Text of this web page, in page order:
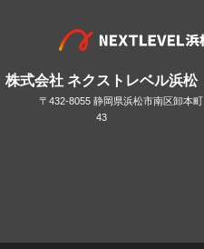
株式会社 ネクストレベル浜松
〒432-8055 静岡県浜松市南区卸本町
43